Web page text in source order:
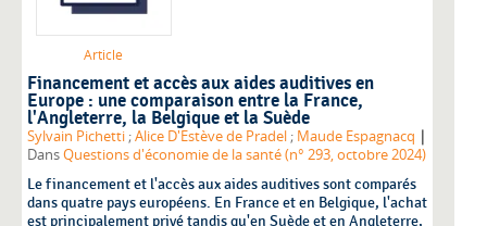
Article
Financement et accès aux aides auditives en
Europe : une comparaison entre la France,
l'Angleterre, la Belgique et la Suède
Sylvain Pichetti ;Alice D'Estève de Pradel ; Maude Espagnacq |
DansQuestions d'économie de la santé (n° 293, octobre 2024)
Le financement et l'accès aux aides auditives sont comparés
dans quatre pays européens. En France et en Belgique, l'achat
est principalement privé tandis qu'en Suède et en Angleterre,